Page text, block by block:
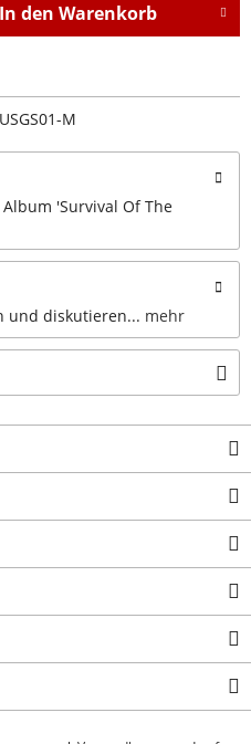
In den Warenkorb
M
'Survival Of The
und diskutieren... mehr